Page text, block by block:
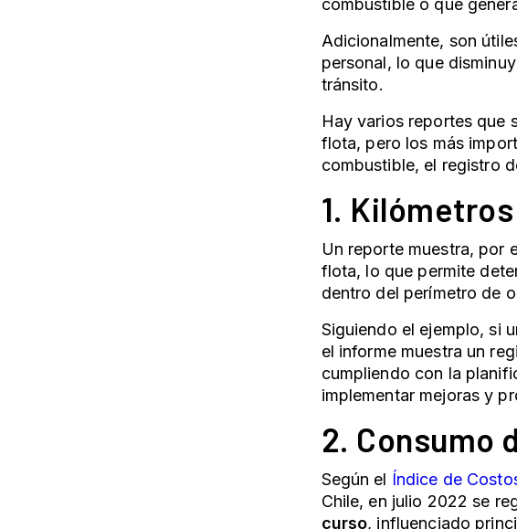
combustible o que
Adicionalmente, son
personal, lo que
tránsito.
Hay varios reportes que
flota, pero los más
combustible, el registro
1.
Un reporte muestra, por
flota, lo que permite
dentro del perímetro de
Siguiendo el ejemplo, si
el informe muestra un
cumpliendo con la
implementar mejoras y
2. Consumo
Según el Índice de
Chile, en julio 2022 se
curso, influenciado